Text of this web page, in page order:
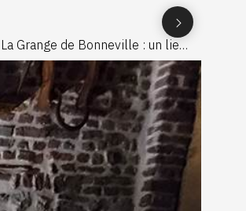
La Grange de Bonneville : un lieu
chargé d’histoire au cœur de la
campagne wallonne